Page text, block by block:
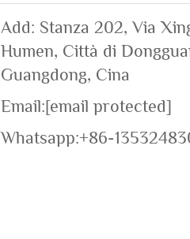
Add: Stanza 202, Via
Humen, Città di
Guangdong, Cina
Email:[email protected]
Whatsapp:+86-